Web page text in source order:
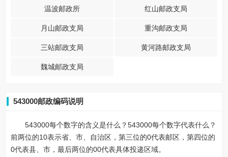
温波邮政所 红山邮政支局
月山邮政支局 重沟邮政支局
三站邮政支局 黄河路邮政支局
魏城邮政支局
543000邮政编码说明
543000每个数字的含义是什么？543000每个数字代表什么？
前两位的10表示省、市、自治区，第三位的0代表邮区，第四位的
0代表县、市，最后两位的00代表具体投递区域。